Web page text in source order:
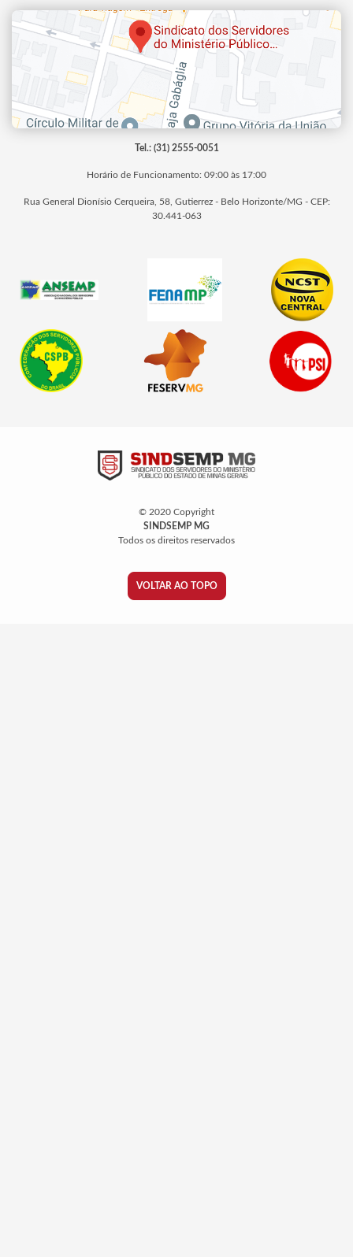
Tel.: (31) 2555-0051
Horário de Funcionamento: 09:00 às 17:00
Rua General Dionísio Cerqueira, 58, Gutierrez - Belo Horizonte/MG - CEP:
30.441-063
© 2020 Copyright
SINDSEMP MG
Todos os direitos reservados
VOLTAR AO TOPO